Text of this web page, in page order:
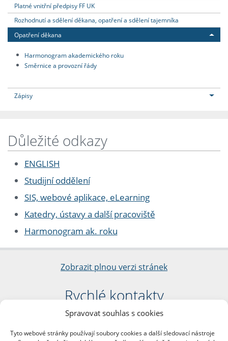
Spravovat souhlas s cookies
Tyto webové stránky používají soubory cookies a další sledovací nástroje
Platné vnitřní předpisy FF UK
Rozhodnutí a sdělení děkana, opatření a sdělení tajemníka
Opatření děkana
Harmonogram akademického roku
Směrnice a provozní řády
Zápisy
Důležité odkazy
ENGLISH
Studijní oddělení
SIS, webové aplikace, eLearning
Katedry, ústavy a další pracoviště
Harmonogram ak. roku
Zobrazit plnou verzi stránek
Rychlé kontakty
Filozofická fakulta
nám. Jana Palacha 1/2